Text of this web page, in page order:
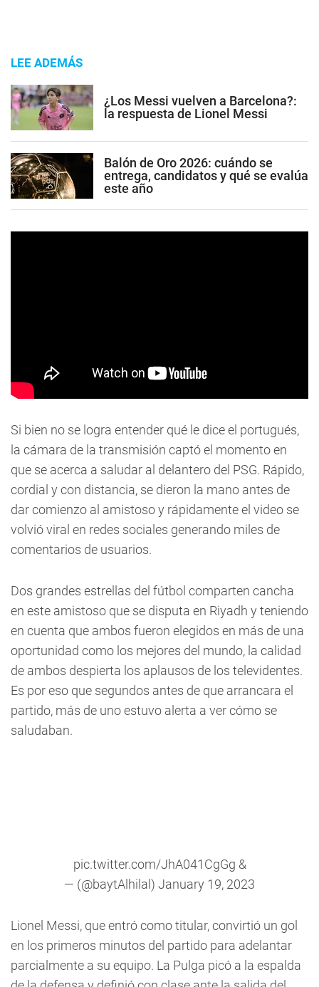
LEE ADEMÁS
¿Los Messi vuelven a Barcelona?:
la respuesta de Lionel Messi
Balón de Oro 2026: cuándo se
entrega, candidatos y qué se evalúa
este año
Si bien no se logra entender qué le dice el portugués,
la cámara de la transmisión captó el momento en
que se acerca a saludar al delantero del PSG. Rápido,
cordial y con distancia, se dieron la mano antes de
dar comienzo al amistoso y rápidamente el video se
volvió viral en redes sociales generando miles de
comentarios de usuarios.
Dos grandes estrellas del fútbol comparten cancha
en este amistoso que se disputa en Riyadh y teniendo
en cuenta que ambos fueron elegidos en más de una
oportunidad como los mejores del mundo, la calidad
de ambos despierta los aplausos de los televidentes.
Es por eso que segundos antes de que arrancara el
partido, más de uno estuvo alerta a ver cómo se
saludaban.
&
pic.twitter.com/JhA041CgGg
— (@baytAlhilal) January 19, 2023
Lionel Messi, que entró como titular, convirtió un gol
en los primeros minutos del partido para adelantar
parcialmente a su equipo. La Pulga picó a la espalda